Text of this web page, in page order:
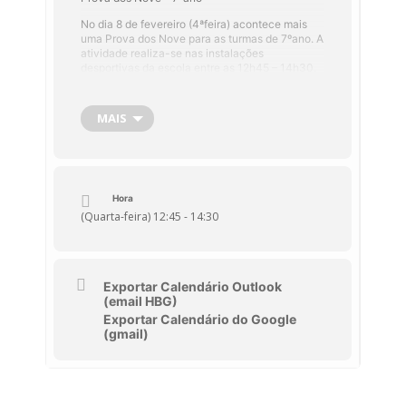
No dia 8 de fevereiro (4ªfeira) acontece mais
uma Prova dos Nove para as turmas de 7ºano. A
atividade realiza-se nas instalações
MAIS
Hora
(Quarta-feira) 12:45 - 14:30
Exportar Calendário Outlook
(email HBG)
Exportar Calendário do Google
(gmail)